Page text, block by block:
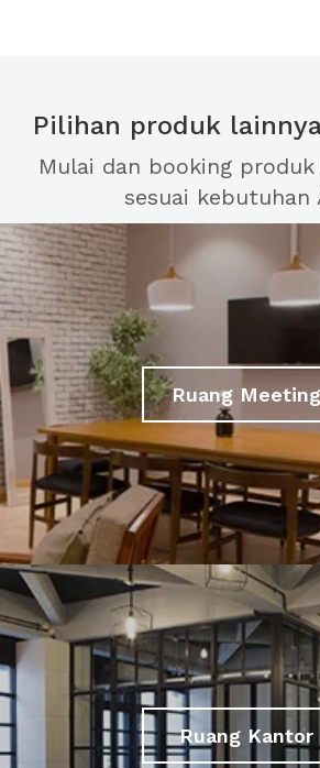
Pilihan produk
Mulai dan booking
sesuai kebutuhan
Ruang Meeting
Ruang Kantor